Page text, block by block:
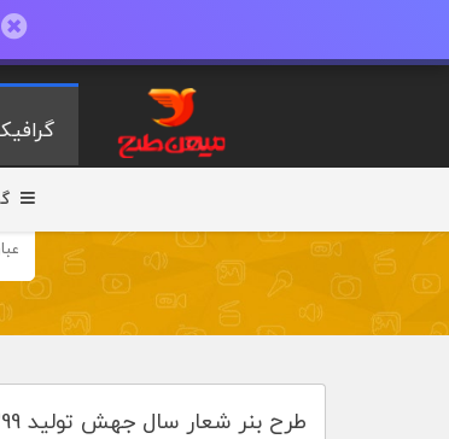
طرح بنر شعار سال جهش تولید 1399